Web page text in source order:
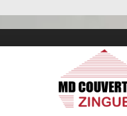
recherchez un couvreur
en avant notre
Nous allons tout